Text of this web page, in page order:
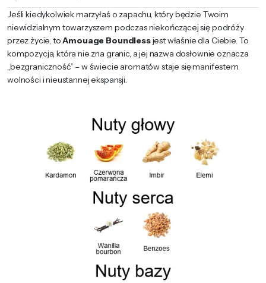
Jeśli kiedykolwiek marzyłaś o zapachu, który będzie Twoim
niewidzialnym towarzyszem podczas niekończącej się podróży
przez życie, toAmouage Boundlessjest właśnie dla Ciebie. To
kompozycja, która nie zna granic, a jej nazwa dosłownie oznacza
„bezgraniczność” – w świecie aromatów staje się manifestem
wolności i nieustannej ekspansji.